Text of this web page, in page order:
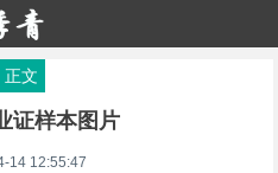
正文
证样本图片
14 12:55:47